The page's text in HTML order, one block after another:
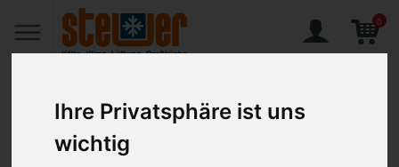
Ihre Privatsphäre ist uns
wichtig
0
Home Produkte